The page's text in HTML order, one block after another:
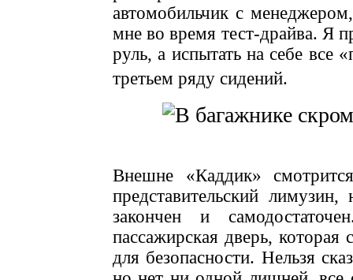
автомобильчик с
мне во время тест-драйва. Я
руль, а испытать на себе все
третьем ряду сидений.
Внешне «Каддик»
представительский
закончен и
пассажирская дверь,
для безопасности. Нельзя